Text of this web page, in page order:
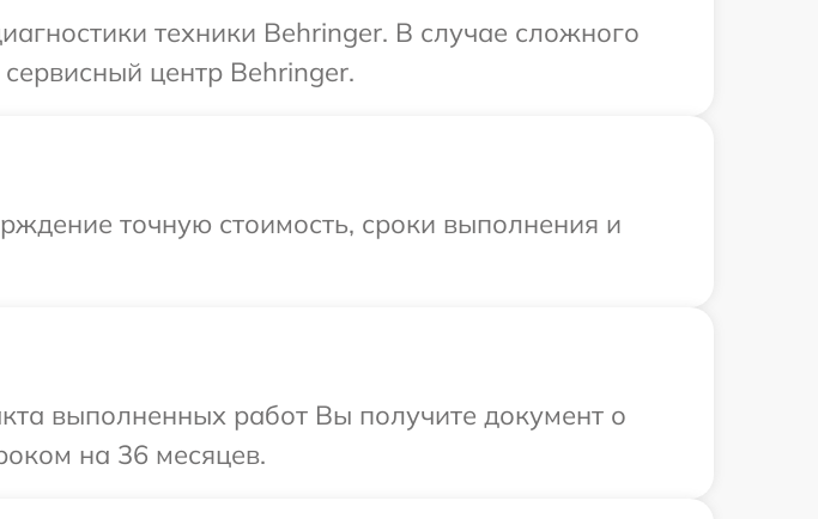
техники Behringer. В случае сложного
центр Behringer.
точную стоимость, сроки выполнения и
выполненных работ Вы получите документ о
на 36 месяцев.